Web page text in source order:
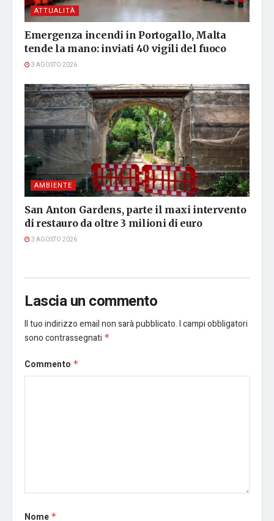
ATTUALITÀ
Emergenza incendi in Portogallo, Malta
tende la mano: inviati 40 vigili del fuoco
3 AGOSTO 2026
AMBIENTE
San Anton Gardens, parte il maxi intervento
di restauro da oltre 3 milioni di euro
3 AGOSTO 2026
Lascia un commento
Il tuo indirizzo email non sarà pubblicato.I campi obbligatori
sono contrassegnati *
Commento *
Nome *